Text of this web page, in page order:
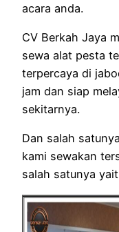
acara anda.
CV Berkah Jaya
sewa alat pesta
terpercaya di
jam dan siap
sekitarnya.
Dan salah
kami sewakan
salah satunya